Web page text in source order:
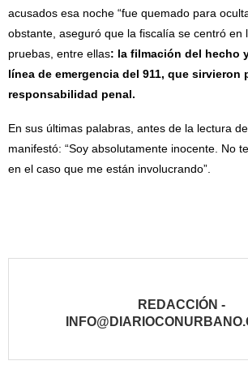
acusados esa noche “fue quemado para
obstante, aseguró que la fiscalía se centró en
pruebas, entre ellas: la filmación del hecho
línea de emergencia del 911, que sirvieron
responsabilidad penal.
En sus últimas palabras, antes de la lectura
manifestó: “Soy absolutamente inocente. No
en el caso que me están involucrando”.
REDACCIÓN -